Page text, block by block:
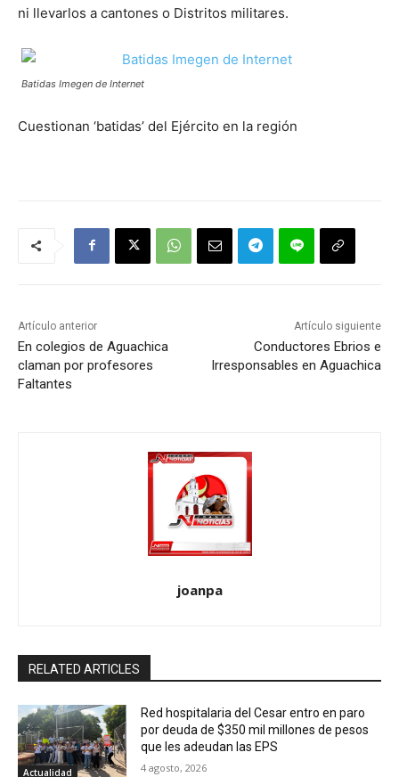
ni llevarlos a cantones o Distritos militares.
Batidas Imegen de Internet
Cuestionan ‘batidas’ del Ejército en la región
Artículo anterior
En colegios de Aguachica
claman por profesores
Faltantes
Artículo siguiente
Conductores Ebrios e
Irresponsables en Aguachica
joanpa
RELATED ARTICLES
Actualidad
Red hospitalaria del Cesar entro en paro
por deuda de $350 mil millones de pesos
que les adeudan las EPS
4 agosto, 2026